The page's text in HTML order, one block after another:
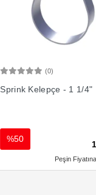
(0)
Sprink Kelepçe - 1 1/4"
%50
Peşin